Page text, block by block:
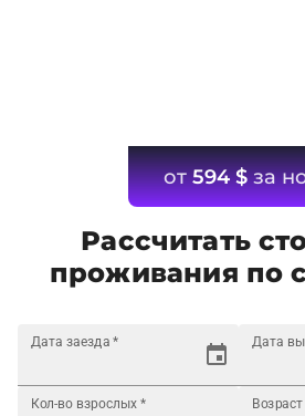
от594 $за
Рассчитать
проживания по
Дата заезда * Дата
Кол-во взрослых *